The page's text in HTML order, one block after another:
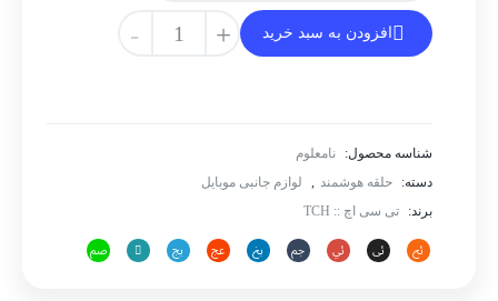
-
هوشمند
iRing
سایز
۱0
+ افزودن به سبد خرید
شناسه محصول:
نامعلوم
دسته:
حلقه هوشمند ,
لوازم جانبی موبایل
برند:
تی سی اچ :: TCH